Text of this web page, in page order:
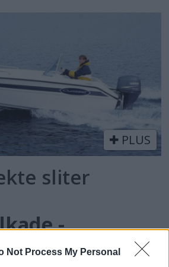
Not Process My Personal
PLUS
sliter
-